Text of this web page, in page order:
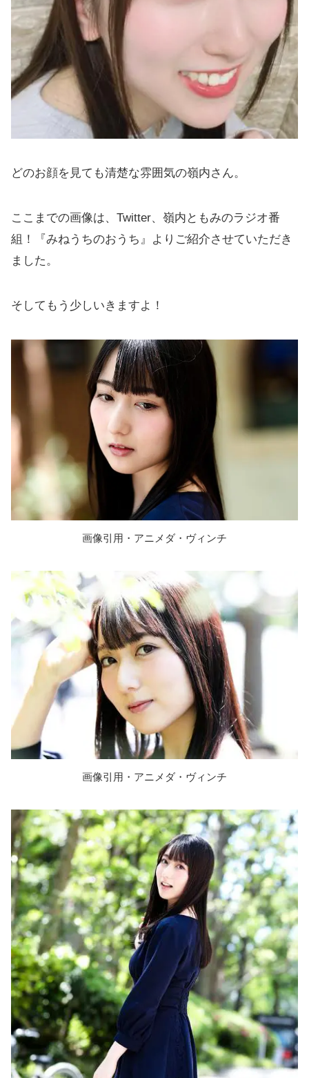
どのお顔を見ても清楚な雰囲気の嶺内さん。
ここまでの画像は、Twitter、嶺内ともみのラジオ番
組！『みねうちのおうち』よりご紹介させていただき
ました。
そしてもう少しいきますよ！
画像引用・アニメダ・ヴィンチ
画像引用・アニメダ・ヴィンチ